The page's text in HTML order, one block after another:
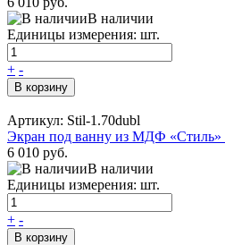
В наличии
Единицы измерения: шт.
+ -
В корзину
Артикул: Stil-1.70dubl
Экран под ванну из МДФ «Стиль»
6 010 руб.
В наличии
Единицы измерения: шт.
+ -
В корзину